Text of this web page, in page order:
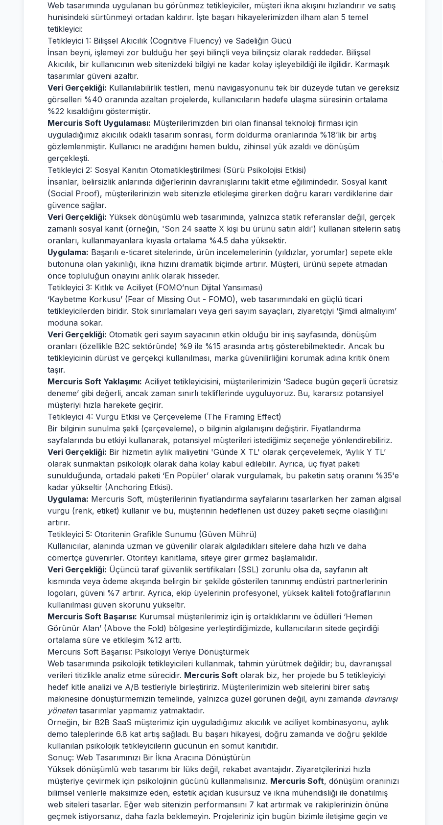
Web tasarımında uygulanan bu görünmez tetikleyiciler, müşteri ikna akışını hızlandırır ve satış
hunisindeki sürtünmeyi ortadan kaldırır. İşte başarı hikayelerimizden ilham alan 5 temel
tetikleyici:
Tetikleyici 1: Bilişsel Akıcılık (Cognitive Fluency) ve Sadeliğin Gücü
İnsan beyni, işlemeyi zor bulduğu her şeyi bilinçli veya bilinçsiz olarak reddeder. Bilişsel
Akıcılık, bir kullanıcının web sitenizdeki bilgiyi ne kadar kolay işleyebildiği ile ilgilidir. Karmaşık
tasarımlar güveni azaltır.
Veri Gerçekliği: Kullanılabilirlik testleri, menü navigasyonunu tek bir düzeyde tutan ve gereksiz
görselleri %40 oranında azaltan projelerde, kullanıcıların hedefe ulaşma süresinin ortalama
%22 kısaldığını göstermiştir.
Mercuris Soft Uygulaması: Müşterilerimizden biri olan finansal teknoloji firması için
uyguladığımız akıcılık odaklı tasarım sonrası, form doldurma oranlarında %18’lik bir artış
gözlemlenmiştir. Kullanıcı ne aradığını hemen buldu, zihinsel yük azaldı ve dönüşüm
gerçekleşti.
Tetikleyici 2: Sosyal Kanıtın Otomatikleştirilmesi (Sürü Psikolojisi Etkisi)
İnsanlar, belirsizlik anlarında diğerlerinin davranışlarını taklit etme eğilimindedir. Sosyal kanıt
(Social Proof), müşterilerinizin web sitenizle etkileşime girerken doğru kararı verdiklerine dair
güvence sağlar.
Veri Gerçekliği: Yüksek dönüşümlü web tasarımında, yalnızca statik referanslar değil, gerçek
zamanlı sosyal kanıt (örneğin, 'Son 24 saatte X kişi bu ürünü satın aldı') kullanan sitelerin satış
oranları, kullanmayanlara kıyasla ortalama %4.5 daha yüksektir.
Uygulama: Başarılı e-ticaret sitelerinde, ürün incelemelerinin (yıldızlar, yorumlar) sepete ekle
butonuna olan yakınlığı, ikna hızını dramatik biçimde artırır. Müşteri, ürünü sepete atmadan
önce topluluğun onayını anlık olarak hisseder.
Tetikleyici 3: Kıtlık ve Aciliyet (FOMO’nun Dijital Yansıması)
‘Kaybetme Korkusu’ (Fear of Missing Out - FOMO), web tasarımındaki en güçlü ticari
tetikleyicilerden biridir. Stok sınırlamaları veya geri sayım sayaçları, ziyaretçiyi ‘Şimdi almalıyım’
moduna sokar.
Veri Gerçekliği: Otomatik geri sayım sayacının etkin olduğu bir iniş sayfasında, dönüşüm
oranları (özellikle B2C sektöründe) %9 ile %15 arasında artış gösterebilmektedir. Ancak bu
tetikleyicinin dürüst ve gerçekçi kullanılması, marka güvenilirliğini korumak adına kritik önem
taşır.
Mercuris Soft Yaklaşımı: Aciliyet tetikleyicisini, müşterilerimizin ‘Sadece bugün geçerli ücretsiz
deneme’ gibi değerli, ancak zaman sınırlı tekliflerinde uyguluyoruz. Bu, kararsız potansiyel
müşteriyi hızla harekete geçirir.
Tetikleyici 4: Vurgu Etkisi ve Çerçeveleme (The Framing Effect)
Bir bilginin sunulma şekli (çerçeveleme), o bilginin algılanışını değiştirir. Fiyatlandırma
sayfalarında bu etkiyi kullanarak, potansiyel müşterileri istediğimiz seçeneğe yönlendirebiliriz.
Veri Gerçekliği: Bir hizmetin aylık maliyetini 'Günde X TL' olarak çerçevelemek, ‘Aylık Y TL’
olarak sunmaktan psikolojik olarak daha kolay kabul edilebilir. Ayrıca, üç fiyat paketi
sunulduğunda, ortadaki paketi ‘En Popüler’ olarak vurgulamak, bu paketin satış oranını %35'e
kadar yükseltir (Anchoring Etkisi).
Uygulama: Mercuris Soft, müşterilerinin fiyatlandırma sayfalarını tasarlarken her zaman algısal
vurgu (renk, etiket) kullanır ve bu, müşterinin hedeflenen üst düzey paketi seçme olasılığını
artırır.
Tetikleyici 5: Otoritenin Grafikle Sunumu (Güven Mührü)
Kullanıcılar, alanında uzman ve güvenilir olarak algıladıkları sitelere daha hızlı ve daha
cömertçe güvenirler. Otoriteyi kanıtlama, siteye girer girmez başlamalıdır.
Veri Gerçekliği: Üçüncü taraf güvenlik sertifikaları (SSL) zorunlu olsa da, sayfanın alt
kısmında veya ödeme akışında belirgin bir şekilde gösterilen tanınmış endüstri partnerlerinin
logoları, güveni %7 artırır. Ayrıca, ekip üyelerinin profesyonel, yüksek kaliteli fotoğraflarının
kullanılması güven skorunu yükseltir.
Mercuris Soft Başarısı: Kurumsal müşterilerimiz için iş ortaklıklarını ve ödülleri ‘Hemen
Görünür Alan’ (Above the Fold) bölgesine yerleştirdiğimizde, kullanıcıların sitede geçirdiği
ortalama süre ve etkileşim %12 arttı.
Mercuris Soft Başarısı: Psikolojiyi Veriye Dönüştürmek
Web tasarımında psikolojik tetikleyicileri kullanmak, tahmin yürütmek değildir; bu, davranışsal
verileri titizlikle analiz etme sürecidir. Mercuris Soft olarak biz, her projede bu 5 tetikleyiciyi
hedef kitle analizi ve A/B testleriyle birleştiririz. Müşterilerimizin web sitelerini birer satış
makinesine dönüştürmemizin temelinde, yalnızca güzel görünen değil, aynı zamanda davranışı
yönetentasarımlar yapmamız yatmaktadır.
Örneğin, bir B2B SaaS müşterimiz için uyguladığımız akıcılık ve aciliyet kombinasyonu, aylık
demo taleplerinde 6.8 kat artış sağladı. Bu başarı hikayesi, doğru zamanda ve doğru şekilde
kullanılan psikolojik tetikleyicilerin gücünün en somut kanıtıdır.
Sonuç: Web Tasarımınızı Bir İkna Aracına Dönüştürün
Yüksek dönüşümlü web tasarımı bir lüks değil, rekabet avantajıdır. Ziyaretçilerinizi hızla
müşteriye çevirmek için psikolojinin gücünü kullanmalısınız. Mercuris Soft, dönüşüm oranınızı
bilimsel verilerle maksimize eden, estetik açıdan kusursuz ve ikna mühendisliği ile donatılmış
web siteleri tasarlar. Eğer web sitenizin performansını 7 kat artırmak ve rakiplerinizin önüne
geçmek istiyorsanız, daha fazla beklemeyin. Projeleriniz için bugün bizimle iletişime geçin ve